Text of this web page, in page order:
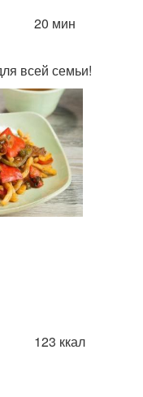
20 мин
всей семьи!
123 ккал